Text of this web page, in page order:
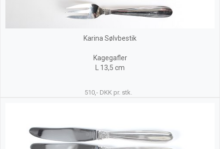
Karina Sølvbestik
Kagegafler
L 13,5 cm
510,- DKK pr. stk.